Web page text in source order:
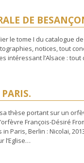
DE
le tome I du catalogue
notices, tout
intéressant l’Alsace :
thèse portant sur un
François-Désiré
Paris, Berlin : Nicolai,
l’Eglise…